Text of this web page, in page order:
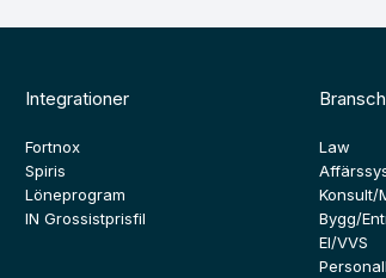
Integrationer
Fortnox
Spiris
Löneprogram
IN Grossistprisfil
Law
Konsult/
Bygg/
El/VVS